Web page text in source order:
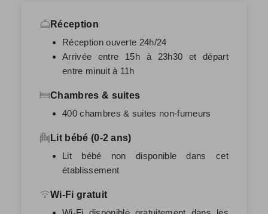
Réception
Réception ouverte 24h/24
Arrivée entre 15h à 23h30 et départ
entre minuit à 11h
Chambres & suites
400 chambres & suites non-fumeurs
Lit bébé (0-2 ans)
Lit bébé non disponible dans cet
établissement
Wi-Fi gratuit